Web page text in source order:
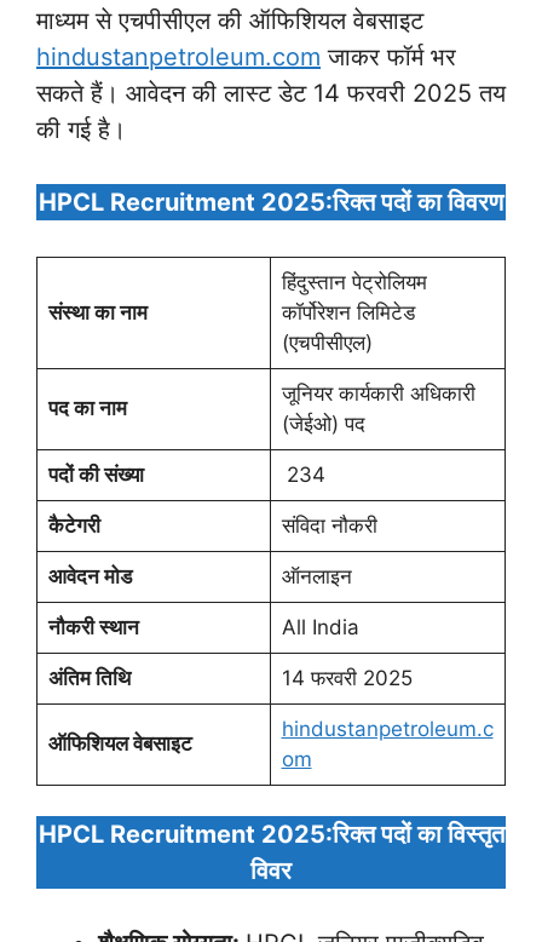
माध्यम से एचपीसीएल की ऑफिशियल वेबसाइट
hindustanpetroleum.com जाकर फॉर्म भर
सकते हैं। आवेदन की लास्ट डेट 14 फरवरी 2025 तय
की गई है।
HPCL Recruitment 2025:रिक्त पदों का विवरण
संस्था का नाम
हिंदुस्तान पेट्रोलियम
कॉर्पोरेशन लिमिटेड
(एचपीसीएल)
पद का नाम
जूनियर कार्यकारी अधिकारी
(जेईओ) पद
पदों की संख्या 234
कैटेगरी संविदा नौकरी
आवेदन मोड ऑनलाइन
नौकरी स्थान All India
अंतिम तिथि 14 फरवरी 2025
ऑफिशियल वेबसाइट
hindustanpetroleum.c
om
HPCL Recruitment 2025:रिक्त पदों का विस्तृत
विवर